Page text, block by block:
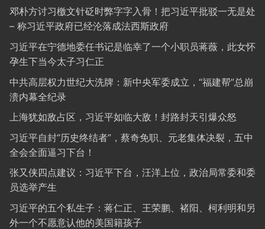
邓朴方讨习檄文针砭时弊字字入骨！把习近平批驳一无是处
– 称习近平政府已经沦落成法西斯政府
习近平在宁德地委任书记是临幸了一个小职员蒋薇，此女怀
孕生下当今太子习仁正
中共高层权力世纪大洗牌：新中央军委成立，“福建帮”总崩
溃内幕全纪录
上海犹如敌占区，习近平如临大敌！封路封天引爆众怒
习近平自封“历史终结者”，蔡奇免职、元老集体决裂，五中
全会全面逼习下台！
张又侠四点建议：习近平下台，汪洋上位，政治局常委和委
员选举产生
习近平的五个私生子：蒋仁正、王荣鹏、褚阳、柯利明和另
外一个不愿意认他的美国籍孩子